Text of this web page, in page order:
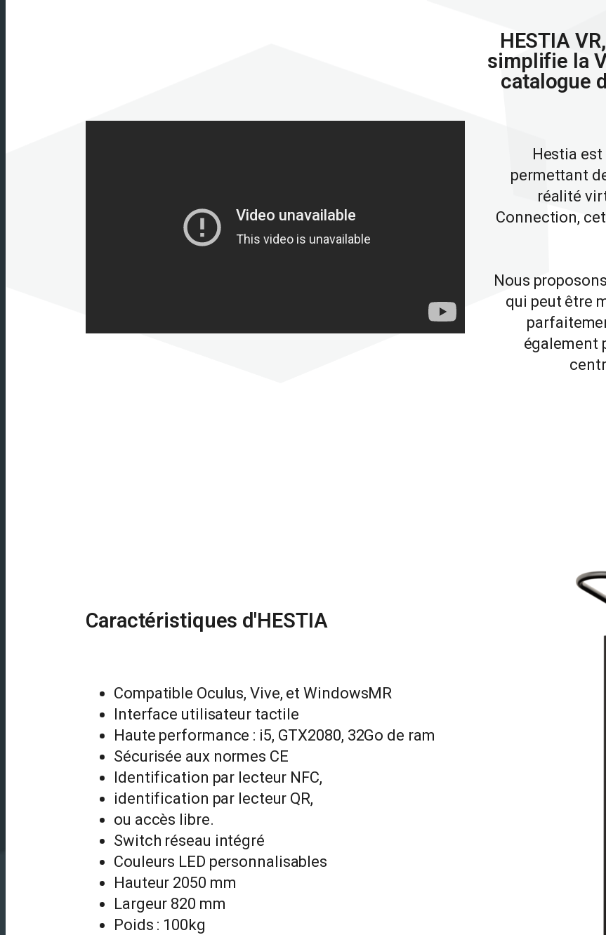
HESTIA
simplifie la
catalogue
Hestia est
permettant
réalité
Connection,
Nous
qui peut être
également
Caractéristiques d'HESTIA
Compatible Oculus, Vive, et WindowsMR
Interface utilisateur tactile
Haute performance : i5, GTX2080, 32Go de ram
Sécurisée aux normes CE
Identification par lecteur NFC,
identification par lecteur QR,
ou accès libre.
Switch réseau intégré
Couleurs LED personnalisables
Hauteur 2050 mm
Largeur 820 mm
Poids : 100kg